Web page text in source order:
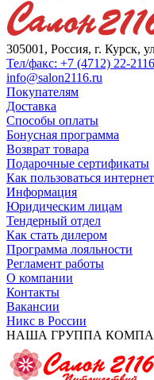
305001, Россия, г. Курск,
Тел/факс: +7 (4712) 22-2116
info@salon2116.ru
Покупателям
Доставка
Способы оплаты
Бонусная программа
Возврат товара
Подарочные сертификаты
Как пользоваться
Информация
Юридическим лицам
Тендерный отдел
Как стать дилером
Программа лояльности
Регламент работы
О компании
Контакты
Вакансии
Никс в России
НАША ГРУППА